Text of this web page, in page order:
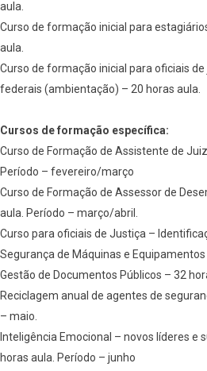
aula.
Curso de formação inicial para
aula.
Curso de formação inicial para oficiais
federais (ambientação) – 20 horas aula.
Cursos de formação específica:
Curso de Formação de Assistente de
Período – fevereiro/março
Curso de Formação de Assessor de
aula. Período – março/abril.
Curso para oficiais de Justiça –
Segurança de Máquinas e
Gestão de Documentos Públicos – 32
Reciclagem anual de agentes de
– maio.
Inteligência Emocional – novos líderes e
horas aula. Período – junho